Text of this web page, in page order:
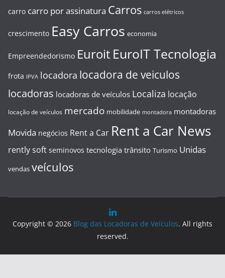
carro carro por assinatura Carros carros elétricos
crescimento Easy Carros economia
Empreendedorismo Euroit EuroIT Tecnologia
frota IPVA locadora locadora de veiculos
locadoras locadoras de veículos Localiza locação
locação de veículos mercado mobilidade montadora montadoras
Movida negócios Rent a Car Rent a Car News
rently soft seminovos tecnologia trânsito Turismo Unidas
vendas veículos
Copyright © 2026 Blog das Locadoras de Veículos. All rights
reserved.